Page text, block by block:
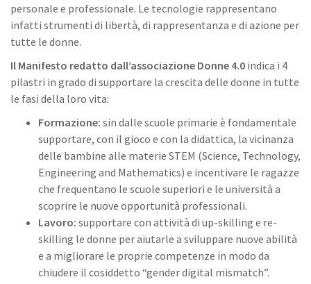
personale e professionale. Le tecnologie rappresentano
infatti strumenti di libertà, di rappresentanza e di azione per
tutte le donne.
Il Manifesto redatto dall’associazione Donne 4.0 indica i 4
pilastri in grado di supportare la crescita delle donne in tutte
le fasi della loro vita:
Formazione: sin dalle scuole primarie è fondamentale
supportare, con il gioco e con la didattica, la vicinanza
delle bambine alle materie STEM (Science, Technology,
Engineering and Mathematics) e incentivare le ragazze
che frequentano le scuole superiori e le università a
scoprire le nuove opportunità professionali.
Lavoro: supportare con attività di up-skilling e re-
skilling le donne per aiutarle a sviluppare nuove abilità
e a migliorare le proprie competenze in modo da
chiudere il cosiddetto “gender digital mismatch”.